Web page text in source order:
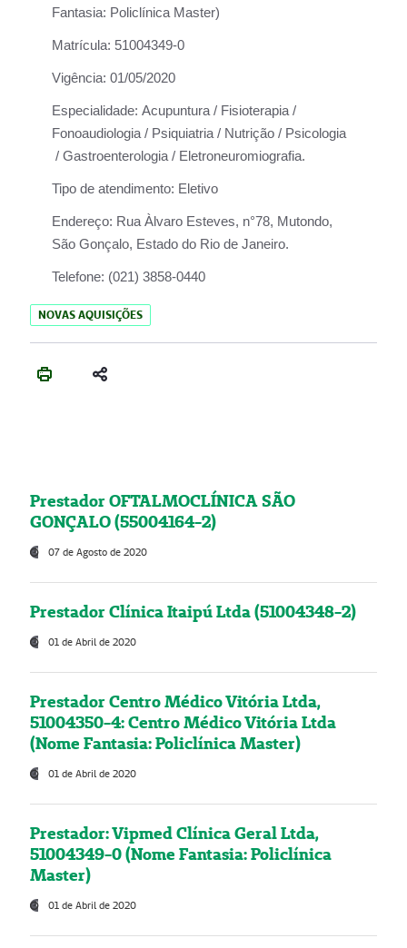
Fantasia: Policlínica Master)
Matrícula: 51004349-0
Vigência: 01/05/2020
Especialidade: Acupuntura / Fisioterapia /
Fonoaudiologia / Psiquiatria / Nutrição / Psicologia
/ Gastroenterologia / Eletroneuromiografia.
Tipo de atendimento: Eletivo
Endereço: Rua Àlvaro Esteves, n°78, Mutondo,
São Gonçalo, Estado do Rio de Janeiro.
Telefone: (021) 3858-0440
NOVAS AQUISIÇÕES
Prestador OFTALMOCLÍNICA SÃO
GONÇALO (55004164-2)
07 de Agosto de 2020
Prestador Clínica Itaipú Ltda (51004348-2)
01 de Abril de 2020
Prestador Centro Médico Vitória Ltda,
51004350-4: Centro Médico Vitória Ltda
(Nome Fantasia: Policlínica Master)
01 de Abril de 2020
Prestador: Vipmed Clínica Geral Ltda,
51004349-0 (Nome Fantasia: Policlínica
Master)
01 de Abril de 2020